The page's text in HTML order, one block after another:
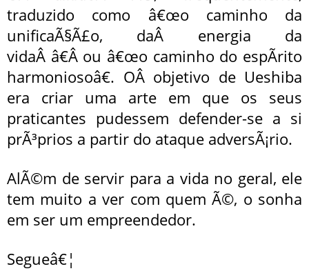
traduzido como â€œo caminho da
unificaÃ§Ã£o, daÂ energia da
vidaÂ â€Â ou â€œo caminho do espÃ­rito
harmoniosoâ€. OÂ objetivo de Ueshiba
era criar uma arte em que os seus
praticantes pudessem defender-se a si
prÃ³prios a partir do ataque adversÃ¡rio.
AlÃ©m de servir para a vida no geral, ele
tem muito a ver com quem Ã©, o sonha
em ser um empreendedor.
Segueâ€¦